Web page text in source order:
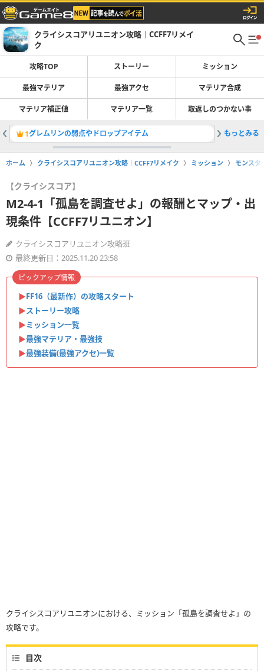
クライシスコアリユニオン攻略｜CCFF7リメイ
ク
攻略TOP ストーリー ミッション
最強マテリア 最強アクセ マテリア合成
マテリア補正値 マテリア一覧 取返しのつかない事
1グレムリンの弱点やドロップアイテム 2ザイド
もっとみる
ホーム クライシスコアリユニオン攻略｜CCFF7リメイク ミッション モンスタ
【クライシスコア】
M2-4-1「孤島を調査せよ」の報酬とマップ・出
現条件【CCFF7リユニオン】
クライシスコアリユニオン攻略班
最終更新日：2025.11.20 23:58
▶︎FF16（最新作）の攻略スタート
▶︎ストーリー攻略
▶︎ミッション一覧
▶︎最強マテリア・最強技
▶︎最強装備(最強アクセ)一覧
ピックアップ情報
クライシスコアリユニオンにおける、ミッション「孤島を調査せよ」の
攻略です。
目次